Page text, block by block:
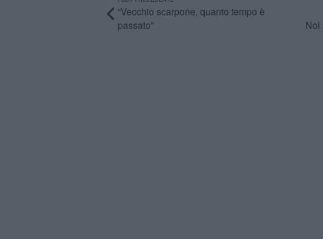
“Vecchio scarpone, quanto tempo è
passato”
Noi